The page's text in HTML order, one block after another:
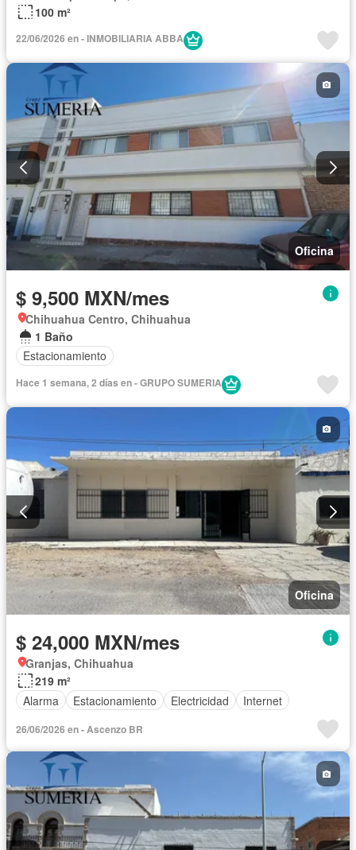
100 m²
22/06/2026 en - INMOBILIARIA ABBA
Oficina
$ 9,500 MXN/mes
Chihuahua Centro, Chihuahua
1 Baño
Estacionamiento
Hace 1 semana, 2 días en - GRUPO SUMERIA
Oficina
$ 24,000 MXN/mes
Granjas, Chihuahua
219 m²
Alarma
Estacionamiento Electricidad Internet
26/06/2026 en - Ascenzo BR